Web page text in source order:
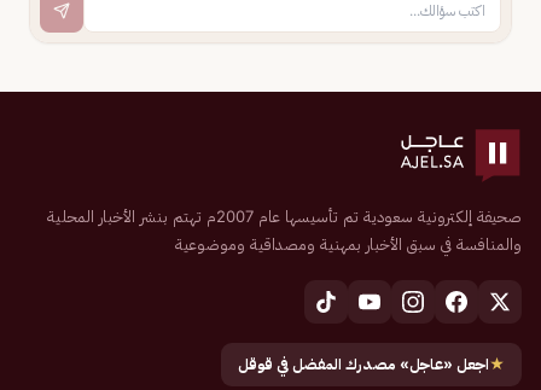
صحيفة إلكترونية سعودية تم تأسيسها عام 2007م تهتم بنشر الأخبار المحلية
والمنافسة في سبق الأخبار بمهنية ومصداقية وموضوعية
★اجعل «عاجل» مصدرك المفضل في قوقل